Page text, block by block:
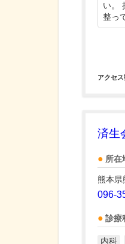
い。
整っ
アクセス
済生
所在
熊本県
096-
診療
内科